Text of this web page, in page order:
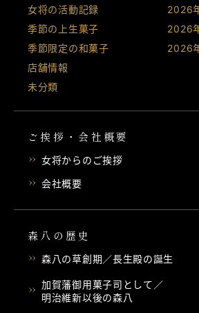
女将の活動記録
季節の上生菓子
季節限定の和菓子
店舗情報
未分類
2026
2026
2026
ご挨拶・会社概要
女将からのご挨拶
会社概要
森八の歴史
森八の草創期／長生殿の誕生
加賀藩御用菓子司として／
明治維新以後の森八